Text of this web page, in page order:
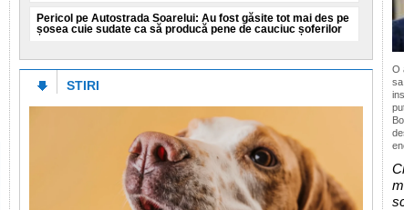
Pericol pe Autostrada Soarelui: Au fost găsite tot mai des pe
șosea cuie sudate ca să producă pene de cauciuc șoferilor
(CNAIR) atrage atenția asupra unui pericol tot mai des intalnit
pe Autostrada Soarelui (A
Prețurile globale ale alimentelor ating cel mai ridicat nivel din
ultimii trei ani și jumătate, pe fondul căldurii extreme și al
Indicele ONU arata ca vremea afecteaza producția de grau, in
timp ce conflictele din Ucraina și Iran influențeaza exporturile și
cresc prețurile. Preț
STIRI
O